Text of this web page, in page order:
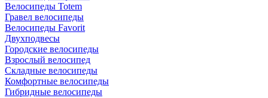
Велосипеды Totem
Гравел велосипеды
Велосипеды Favorit
Двухподвесы
Городские велосипеды
Взрослый велосипед
Складные велосипеды
Комфортные велосипеды
Гибридные велосипеды